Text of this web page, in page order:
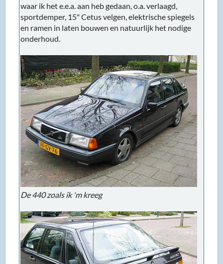
waar ik het e.e.a. aan heb gedaan, o.a. verlaagd,
sportdemper, 15" Cetus velgen, elektrische spiegels
en ramen in laten bouwen en natuurlijk het nodige
onderhoud.
De 440 zoals ik 'm kreeg